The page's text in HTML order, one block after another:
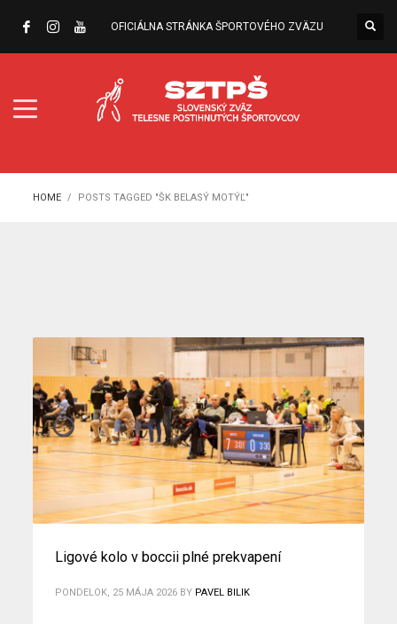
OFICIÁLNA STRÁNKA ŠPORTOVÉHO ZVÄZU
HOME POSTS TAGGED "ŠK BELASÝ MOTÝĽ"
Ligové kolo v boccii plné prekvapení
PONDELOK, 25 MÁJA 2026 BY PAVEL BILIK